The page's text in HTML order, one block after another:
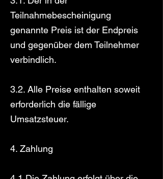
Teilnahmebescheinigung
genannte Preis ist der Endpreis
und gegenüber dem Teilnehmer
verbindlich.
3.2. Alle Preise enthalten soweit
erforderlich die fällige
Umsatzsteuer.
4. Zahlung